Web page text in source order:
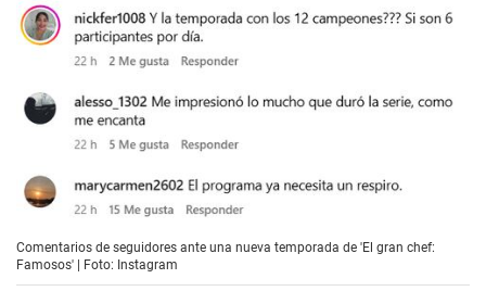
Comentarios de seguidores ante una nueva temporada de 'El gran chef:
Famosos' | Foto: Instagram